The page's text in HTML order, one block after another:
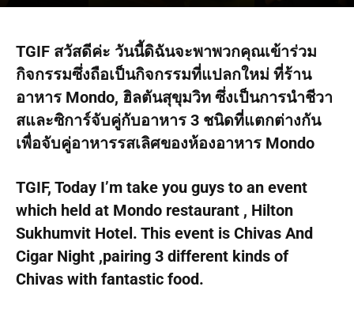
TGIF สวัสดีค่ะ วันนี้ดิฉันจะพาพวกคุณเข้าร่วม
กิจกรรมซึ่งถือเป็นกิจกรรมที่แปลกใหม่ ที่ร้าน
อาหาร Mondo, ฮิลตันสุขุมวิท ซึ่งเป็นการนำชีวา
สและซิการ์จับคู่กับอาหาร 3 ชนิดที่แตกต่างกัน
เพื่อจับคู่อาหารรสเลิศของห้องอาหาร Mondo
TGIF, Today I’m take you guys to an event
which held at Mondo restaurant , Hilton
Sukhumvit Hotel. This event is Chivas And
Cigar Night ,pairing 3 different kinds of
Chivas with fantastic food.